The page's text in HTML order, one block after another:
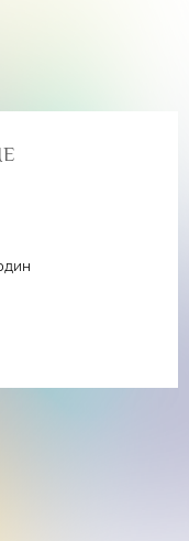
концертная